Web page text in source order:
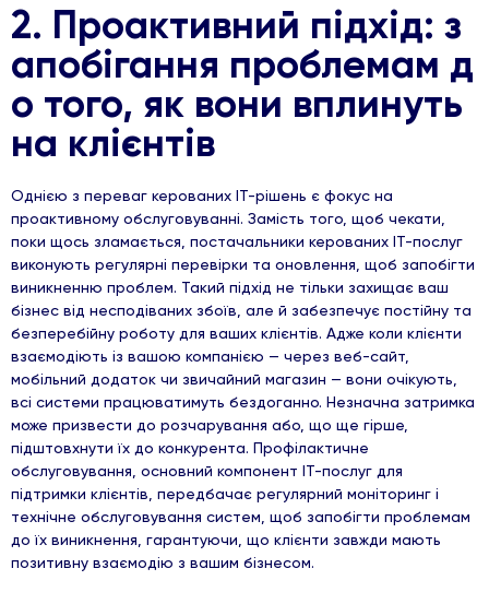
2. Проактивний підхід: з
апобігання проблемам д
о того, як вони вплинуть
на клієнтів
Однією з переваг керованих ІТ-рішень є фокус на
проактивному обслуговуванні. Замість того, щоб чекати,
поки щось зламається, постачальники керованих ІТ-послуг
виконують регулярні перевірки та оновлення, щоб запобігти
виникненню проблем. Такий підхід не тільки захищає ваш
бізнес від несподіваних збоїв, але й забезпечує постійну та
безперебійну роботу для ваших клієнтів. Адже коли клієнти
взаємодіють із вашою компанією — через веб-сайт,
мобільний додаток чи звичайний магазин — вони очікують,
всі системи працюватимуть бездоганно. Незначна затримка
може призвести до розчарування або, що ще гірше,
підштовхнути їх до конкурента. Профілактичне
обслуговування, основний компонент ІТ-послуг для
підтримки клієнтів, передбачає регулярний моніторинг і
технічне обслуговування систем, щоб запобігти проблемам
до їх виникнення, гарантуючи, що клієнти завжди мають
позитивну взаємодію з вашим бізнесом.